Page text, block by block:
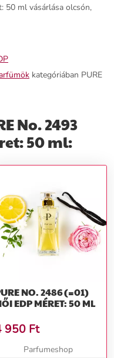
50 ml vásárlása olcsón,
kategóriában PURE
No. 2493
50 ml:
NO. 2486 (=01)
EDP MÉRET: 50 ML
950 Ft
Parfumeshop